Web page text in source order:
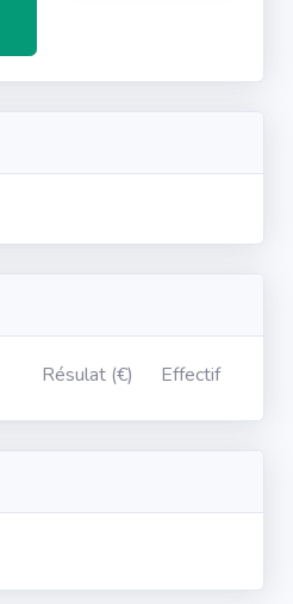
Résulat (€) Effectif